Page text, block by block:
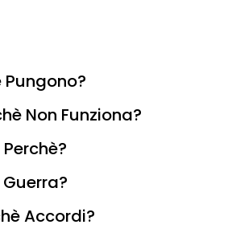
Pungono?
Non Funziona?
Accordi?